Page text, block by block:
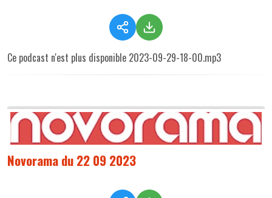
Ce podcast n'est plus disponible 2023-09-29-18-00.mp3
Novorama du 22 09 2023